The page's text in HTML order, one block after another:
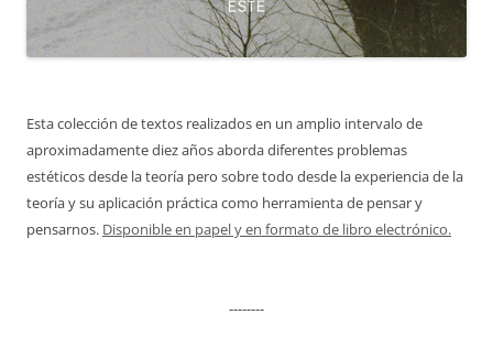
Esta colección de textos realizados en un amplio intervalo de
aproximadamente diez años aborda diferentes problemas
estéticos desde la teoría pero sobre todo desde la experiencia de la
teoría y su aplicación práctica como herramienta de pensar y
pensarnos. Disponible en papel y en formato de libro electrónico.
--------